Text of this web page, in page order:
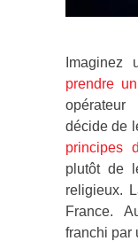
Imaginez
prendre
opérateur
décide de
principes
plutôt de
religieux.
France.
franchi par